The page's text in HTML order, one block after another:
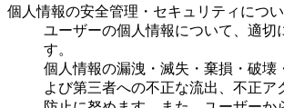
個人情報の安全管理・セキュリティにつ
ユーザーの個人情報について、適切
す。
個人情報の漏洩・滅失・棄損・破壊
よび第三者への不正な流出、不正ア